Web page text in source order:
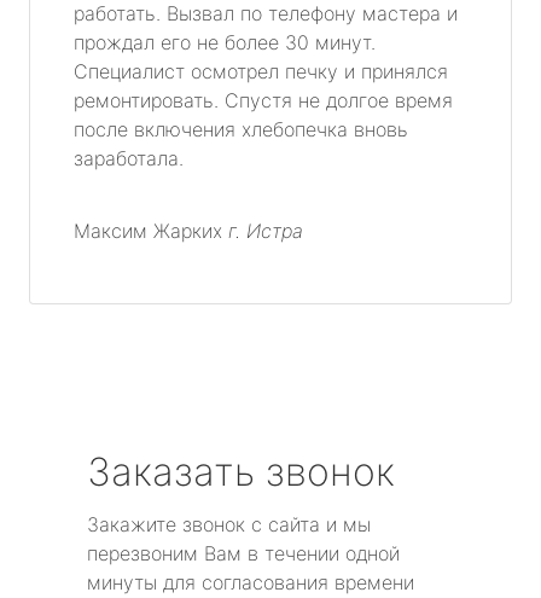
работать. Вызвал по телефону мастера и
прождал его не более 30 минут.
Специалист осмотрел печку и принялся
ремонтировать. Спустя не долгое время
после включения хлебопечка вновь
заработала.
Максим Жарких г. Истра
Заказать звонок
Закажите звонок с сайта и мы
перезвоним Вам в течении одной
минуты для согласования времени